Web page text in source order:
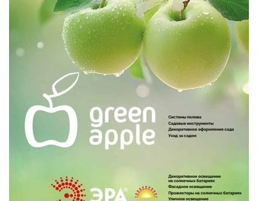
ЛЮСТРЫ
МОДУЛЬНЫЕ СИСТЕМЫ
ОСВЕЩЕНИЯ (LED МОДУЛИ)
НАСТОЛЬНЫЕ СВЕТИЛЬНИКИ
НИЗКОВОЛЬТНОЕ
ОБОРУДОВАНИЕ
НОВОГОДНЕЕ ОСВЕЩЕНИЕ
ОТВЕРТКИ